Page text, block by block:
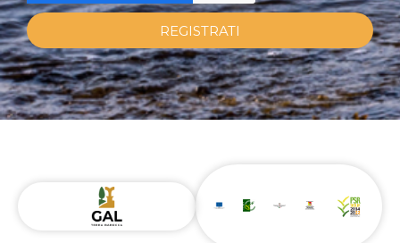
REGISTRATI